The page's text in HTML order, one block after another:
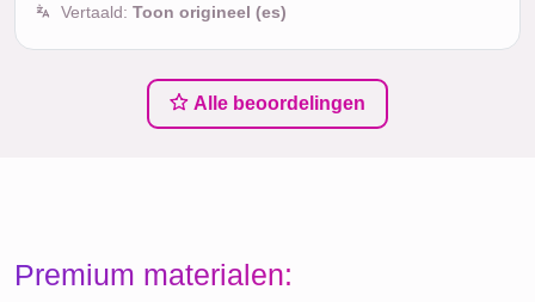
Vertaald: Toon origineel (es)
Alle beoordelingen
Premium materialen: